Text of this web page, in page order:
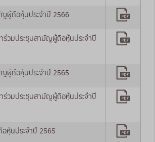
ญผู้ถือหุ้นประจำปี 2566
ร่วมประชุมสามัญผู้ถือหุ้นประจำปี
ผู้ถือหุ้นประจำปี 2565
ร่วมประชุมสามัญผู้ถือหุ้นประจำปี
หุ้นประจำปี 2565